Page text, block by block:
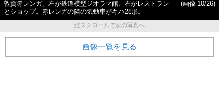
敦賀赤レンガ。左が鉄道模型ジオラマ館、右がレストラン
とショップ。赤レンガの隣の気動車がキハ28形。
(画像 10/26)
縦スクロールで次の写真へ
画像一覧を見る